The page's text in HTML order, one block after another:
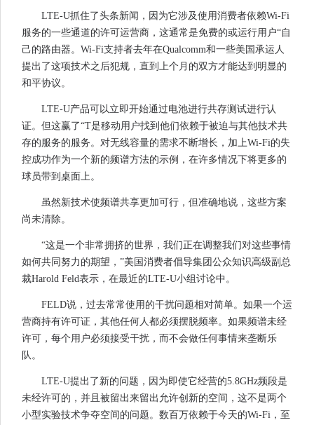
LTE-U抓住了头条新闻，因为它涉及使用消费者依赖Wi-Fi
服务的一些通道的许可运营商，这通常是免费的或运行用户“自
己的路由器。Wi-Fi支持者去年在Qualcomm和一些美国承运人
提出了这项技术之后犯规，直到上个月的双方才能达到明显的
和平协议。
LTE-U产品可以立即开始通过电池进行共存测试进行认
证。但这赢了“T是移动用户找到他们依赖于被迫与其他技术共
存的服务的服务。对无线容量的需求不断增长，加上Wi-Fi的失
控成功作为一个新的频谱方法的示例，在许多情况下将更多的
球员带到桌面上。
虽然新技术使频谱共享更加可行，但准确地说，这些方案
尚未清除。
“这是一个非常拥挤的世界，我们正在调整我们对这些事情
如何共同努力的期望，”美国消费者倡导集团公众知识高级副总
裁Harold Feld表示，在最近的LTE-U小组讨论中。
FELD说，过去常常使用的干扰问题相对简单。如果一个运
营商持有许可证，其他任何人都必须摆脱频率。如果频谱未经
许可，每个用户必须接受干扰，而不会做任何事情来垄断乐
队。
LTE-U提出了新的问题，因为即使它经营的5.8GHz频段是
未经许可的，并且被留出来留出允许创新的空间，这不是两个
小型实验技术争夺空间的问题。数百万依赖于今天的Wi-Fi，至